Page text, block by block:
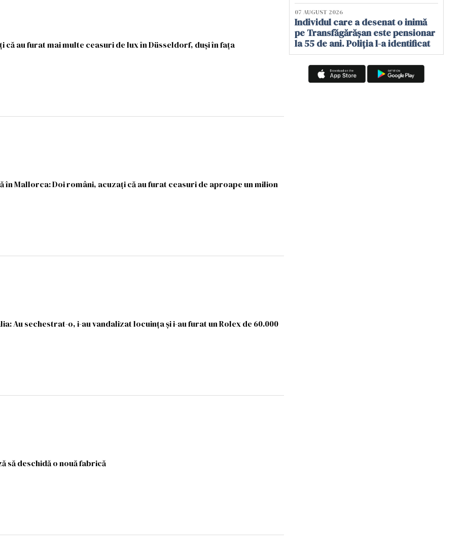
că au furat mai multe ceasuri de lux în Düsseldorf, duși în fața
în Mallorca: Doi români, acuzați că au furat ceasuri de aproape un milion
Au sechestrat-o, i-au vandalizat locuința și i-au furat un Rolex de 60.000
să deschidă o nouă fabrică
07 AUGUST 2026
Individul care a desenat o inimă
pe Transfăgărășan este pensionar
la 55 de ani. Poliția l-a identificat